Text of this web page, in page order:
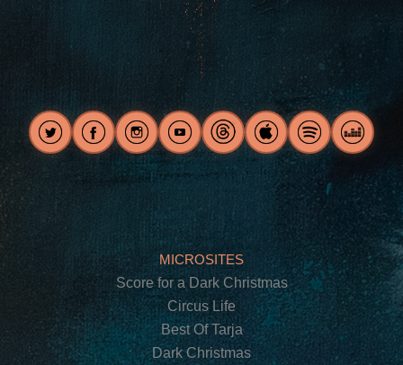
MICROSITES
Score for a Dark Christmas
Circus Life
Best Of Tarja
Dark Christmas